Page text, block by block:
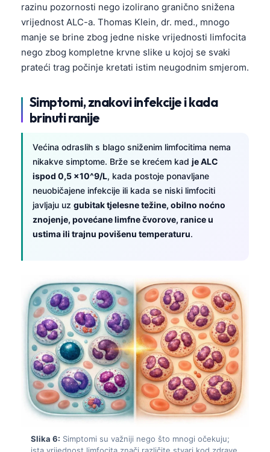
razinu pozornosti nego izolirano granično snižena
vrijednost ALC-a. Thomas Klein, dr. med., mnogo
manje se brine zbog jedne niske vrijednosti limfocita
nego zbog kompletne krvne slike u kojoj se svaki
prateći trag počinje kretati istim neugodnim smjerom.
Simptomi, znakovi infekcije i kada
brinuti ranije
Većina odraslih s blago sniženim limfocitima nema
nikakve simptome. Brže se krećem kad je ALC
ispod 0,5 x10^9/L, kada postoje ponavljane
neuobičajene infekcije ili kada se niski limfociti
javljaju uz gubitak tjelesne težine, obilno noćno
znojenje, povećane limfne čvorove, ranice u
ustima ili trajnu povišenu temperaturu.
Slika 6: Simptomi su važniji nego što mnogi očekuju;
ភាសាខ្មែរ
Kiswahili
አማርኛ
Українська
O‘zbekcha
Català
Қазақ тілі
Suomi
Slovenčina
پښتو
سنڌي
සිංහල
অসমীয়া
Galego
Македонски јазик
Euskara
Occitan
العربية المغربية
Afrikaans